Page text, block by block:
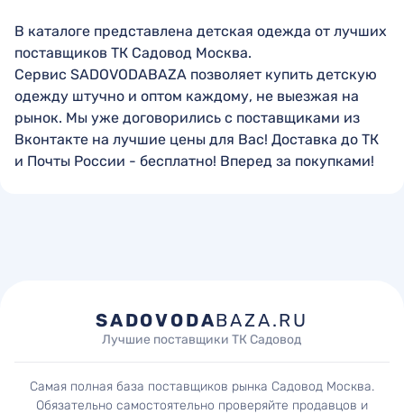
В каталоге представлена детская одежда от лучших
поставщиков ТК Садовод Москва.
Сервис SADOVODABAZA позволяет купить детскую
одежду штучно и оптом каждому, не выезжая на
рынок. Мы уже договорились с поставщиками из
Вконтакте на лучшие цены для Вас! Доставка до ТК
и Почты России - бесплатно! Вперед за покупками!
SADOVODABAZA.RU
Лучшие поставщики ТК Садовод
Самая полная база поставщиков рынка Садовод Москва.
Обязательно самостоятельно проверяйте продавцов и